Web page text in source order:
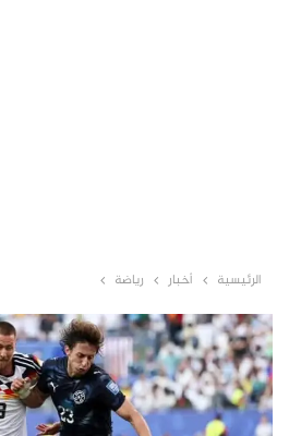
الرئيسية أخبار رياضة